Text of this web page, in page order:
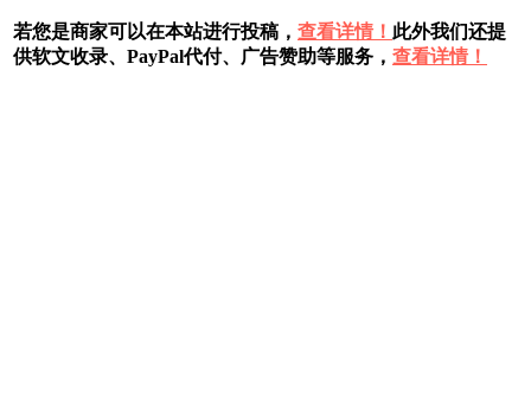
若您是商家可以在本站进行投稿， 查看详情！ 此外我们还提
供软文收录、PayPal代付、广告赞助等服务， 查看详情！